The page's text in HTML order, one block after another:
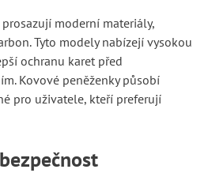
moderní materiály,
Tyto modely nabízejí vysokou
ochranu karet před
Kovové peněženky působí
pro uživatele, kteří preferují